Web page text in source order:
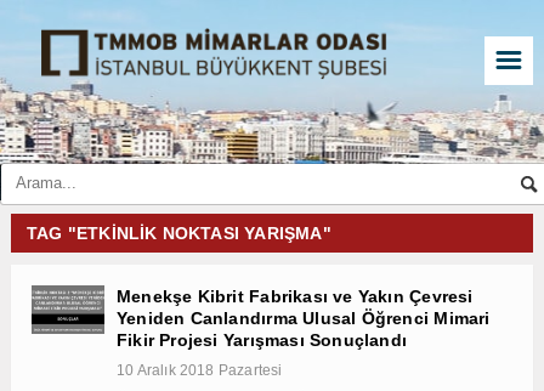
☰
TAG "ETKINLIK NOKTASI YARIŞMA"
Menekşe Kibrit Fabrikası ve Yakın Çevresi
Yeniden Canlandırma Ulusal Öğrenci Mimari
Fikir Projesi Yarışması Sonuçlandı
10 Aralık 2018 Pazartesi